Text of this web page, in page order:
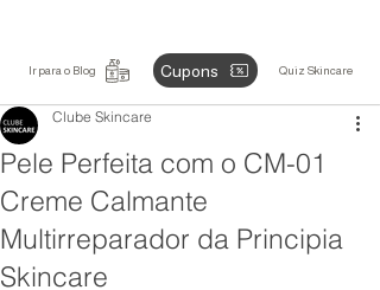
Ir para o Blog Cupons Quiz Skincare
Pele Perfeita com o CM-01
Creme Calmante
Multirreparador da Principia
Skincare
Clube Skincare